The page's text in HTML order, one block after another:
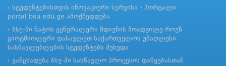
სტუდენტებისთვის ინოვაციური სერვისი - პორტალი
portal.bsu.edu.ge ამოქმედდება
ბსუ-ში ნატოს გენერალური მდივნის მოადგილე როუზ
გიოტმიოლერი დასავლეთ საქართველოს უმაღლესი
სასწავლებლების სტუდენტებს შეხვდა
განცხადება ბსუ-ში სასწავლო პროცესის დაწყებასთან